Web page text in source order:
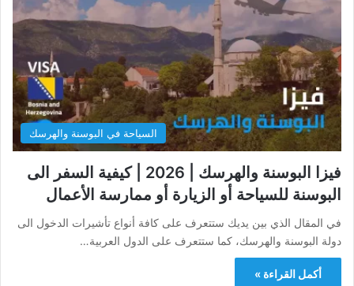
السياحة في البوسنة والهرسك
فيزا البوسنة والهرسك | 2026 | كيفية السفر الى
البوسنة للسياحة أو الزيارة أو ممارسة الأعمال
في المقال الذي بين يديك ستتعرف على كافة أنواع تأشيرات الدخول الى
دولة البوسنة والهرسك، كما ستتعرف على الدول العربية…
أكمل القراءة »